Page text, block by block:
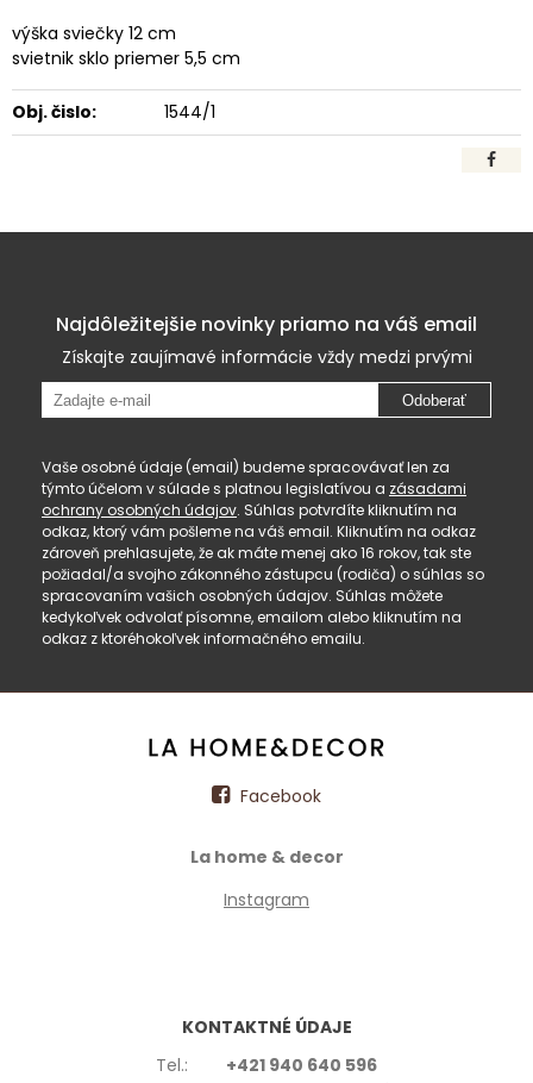
výška sviečky 12 cm
svietnik sklo priemer 5,5 cm
Obj. čislo: 1544/1
Najdôležitejšie novinky priamo na váš email
Získajte zaujímavé informácie vždy medzi prvými
Odoberať
Vaše osobné údaje (email) budeme spracovávať len za
týmto účelom v súlade s platnou legislatívou a zásadami
ochrany osobných údajov. Súhlas potvrdíte kliknutím na
odkaz, ktorý vám pošleme na váš email. Kliknutím na odkaz
zároveň prehlasujete, že ak máte menej ako 16 rokov, tak ste
požiadal/a svojho zákonného zástupcu (rodiča) o súhlas so
spracovaním vašich osobných údajov. Súhlas môžete
kedykoľvek odvolať písomne, emailom alebo kliknutím na
odkaz z ktoréhokoľvek informačného emailu.
Facebook
La home & decor
Instagram
KONTAKTNÉ ÚDAJE
Tel.: +421 940 640 596